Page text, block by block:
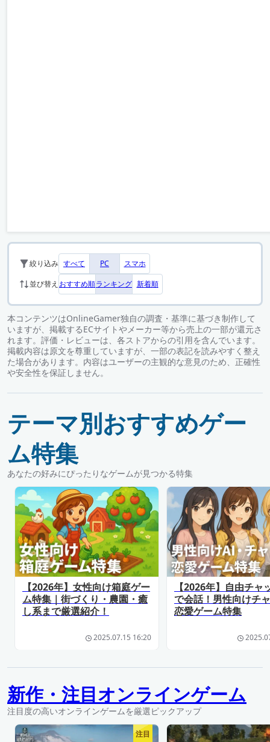
絞り込み すべて PC スマホ
並び替え おすすめ順ランキング 新着順
本コンテンツはOnlineGamer独自の調査・基準に基づき制作して
いますが、掲載するECサイトやメーカー等から売上の一部が還元さ
れます。評価・レビューは、各ストアからの引用を含んでいます。
掲載内容は原文を尊重していますが、一部の表記を読みやすく整え
た場合があります。内容はユーザーの主観的な意見のため、正確性
や安全性を保証しません。
テーマ別おすすめゲー
ム特集
あなたの好みにぴったりなゲームが見つかる特集
【2026年】女性向け箱庭ゲー
ム特集｜街づくり・農園・癒
し系まで厳選紹介！
2025.07.15 16:20
【2026年】自由チャ
で会話！男性向けチ
恋愛ゲーム特集
新作・注目オンラインゲーム
注目度の高いオンラインゲームを厳選ピックアップ
注目